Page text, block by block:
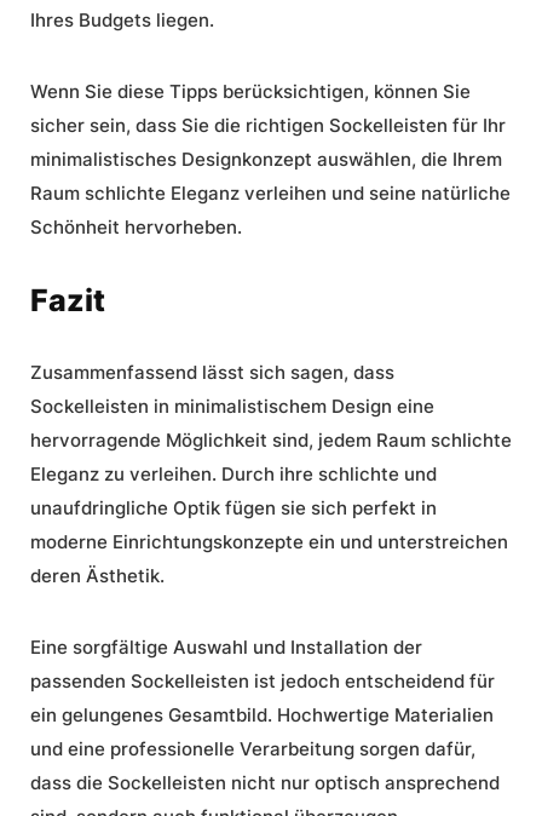
Ihres Budgets liegen.
Wenn Sie diese Tipps berücksichtigen, können Sie
sicher sein, dass Sie die richtigen Sockelleisten für Ihr
minimalistisches Designkonzept auswählen, die Ihrem
Raum schlichte Eleganz verleihen und seine natürliche
Schönheit hervorheben.
Fazit
Zusammenfassend lässt sich sagen, dass
Sockelleisten in minimalistischem Design eine
hervorragende Möglichkeit sind, jedem Raum schlichte
Eleganz zu verleihen. Durch ihre schlichte und
unaufdringliche Optik fügen sie sich perfekt in
moderne Einrichtungskonzepte ein und unterstreichen
deren Ästhetik.
Eine sorgfältige Auswahl und Installation der
passenden Sockelleisten ist jedoch entscheidend für
ein gelungenes Gesamtbild. Hochwertige Materialien
und eine professionelle Verarbeitung sorgen dafür,
dass die Sockelleisten nicht nur optisch ansprechend